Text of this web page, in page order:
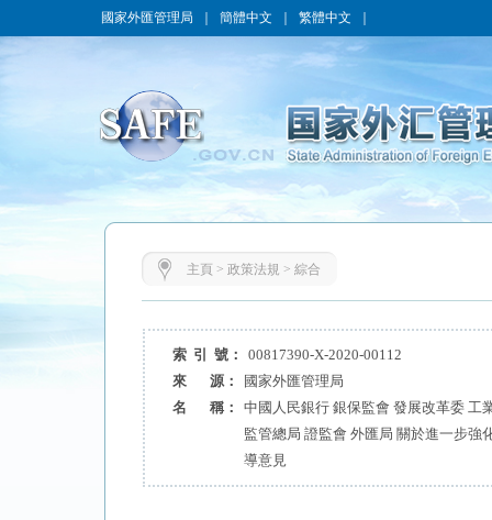
國家外匯管理局 簡體中文 繁體中文
主頁 > 政策法規 > 綜合
索 引 號：
00817390-X-2020-00112
來 源：
國家外匯管理局
名 稱：
中國人民銀行 銀保監會 發展改革委 工
監管總局 證監會 外匯局 關於進一步強
導意見